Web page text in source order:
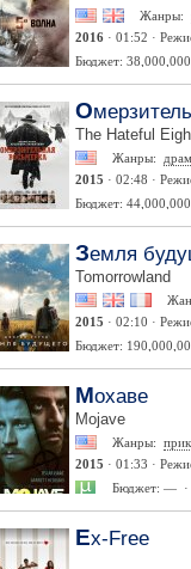
Жанры:
2016 · 01:52 ·
Бюджет:
The Hateful
Жанры:
2015 · 02:48 ·
Бюджет:
Земля
Tomorrowland
2015 · 02:10 ·
Бюджет:
Мохаве
Mojave
Жанры:
2015 · 01:33 ·
Бюджет: — ·
Ex-Free